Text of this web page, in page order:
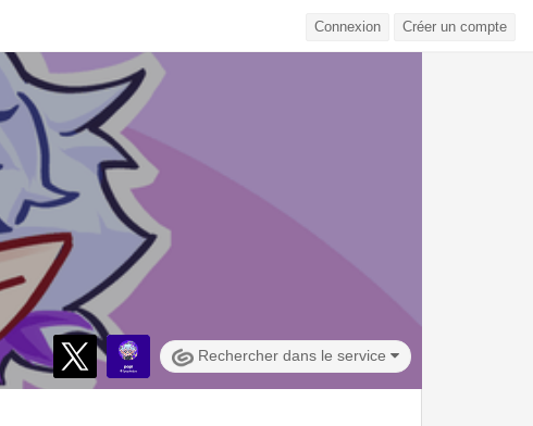
Connexion Créer un compte
Rechercher dans le service